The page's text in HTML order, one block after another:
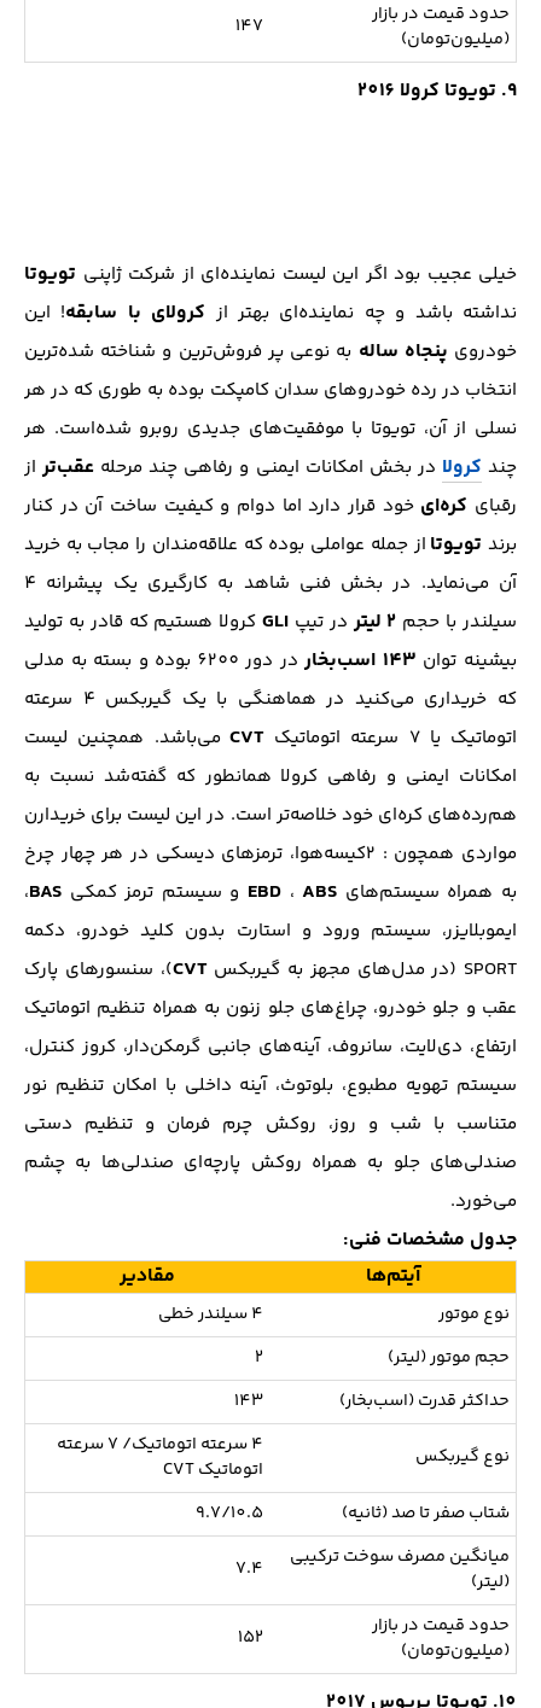
حدود قیمت در بازار
(میلیون‌تومان)
147
9. تویوتا کرولا 2016
خیلی عجیب بود اگر این لیست نماینده‌ای از شرکت ژاپنی تویوتا
نداشته باشد و چه نماینده‌ای بهتر از کرولای با سابقه! این
خودروی پنجاه ساله به نوعی پر فروش‌ترین و شناخته شده‌ترین
انتخاب در رده‌ خودرو‌های سدان کامپکت بوده به طوری که در هر
نسلی از آن، تویوتا با موفقیت‌های جدیدی روبرو شده‌است. هر
چند کرولا در بخش امکانات ایمنی و رفاهی چند مرحله عقب‌تراز
رقبای کره‌ای خود قرار دارد اما دوام و کیفیت ساخت آن در کنار
برند تویوتا از جمله عواملی بوده که علاقه‌مندان را مجاب به خرید
آن می‌نماید. در بخش فنی شاهد به کارگیری یک پیشرانه 4
سیلندر با حجم 2 لیتر در تیپ GLIکرولا هستیم که قادر به تولید
بیشینه توان 143 اسب‌بخار
در دور 6200 بوده و بسته به مدلی
که خریداری می‌کنید در هماهنگی با یک گیربکس 4 سرعته
اتوماتیک یا 7 سرعته اتوماتیک
CVT می‌باشد. همچنین لیست
امکانات ایمنی و رفاهی کرولا همانطور که گفته‌شد نسبت به
هم‌رده‌های کره‌ای خود خلاصه‌تر است. در این لیست برای خریدارن
مواردی همچون : 2کیسه‌هوا، ترمز‌های دیسکی در هر چهار چرخ
به همراه سیستم‌های
EBD ،ABS و سیستم ترمز کمکی BAS،
ایموبلایزر، سیستم ورود و استارت بدون کلید خودرو، دکمه
SPORT (در مدل‌های مجهز به گیربکس
CVT)، سنسور‌های پارک
عقب و جلو خودرو، چراغ‌های جلو زنون به همراه تنظیم اتوماتیک
ارتفاع، دی‌لایت، سانروف، آینه‌های جانبی گرمکن‌دار، کروز کنترل،
سیستم تهویه مطبوع، بلوتوث، آینه داخلی با امکان تنظیم نور
متناسب با شب و روز، روکش چرم فرمان و تنظیم دستی
صندلی‌های جلو به همراه روکش پارچه‌ای صندلی‌ها به چشم
می‌خورد.
جدول مشخصات فنی:
آیتم‌ها
مقادیر
نوع موتور
4 سیلندر خطی
حجم موتور (لیتر)
2
حداکثر قدرت (اسب‌بخار)
143
نوع گیربکس
4 سرعته اتوماتیک/ 7 سرعته
اتوماتیک CVT
شتاب صفر تا صد (ثانیه)
9.7/10.5
میانگین مصرف سوخت ترکیبی
(لیتر)
7.4
حدود قیمت در بازار
(میلیون‌تومان)
152